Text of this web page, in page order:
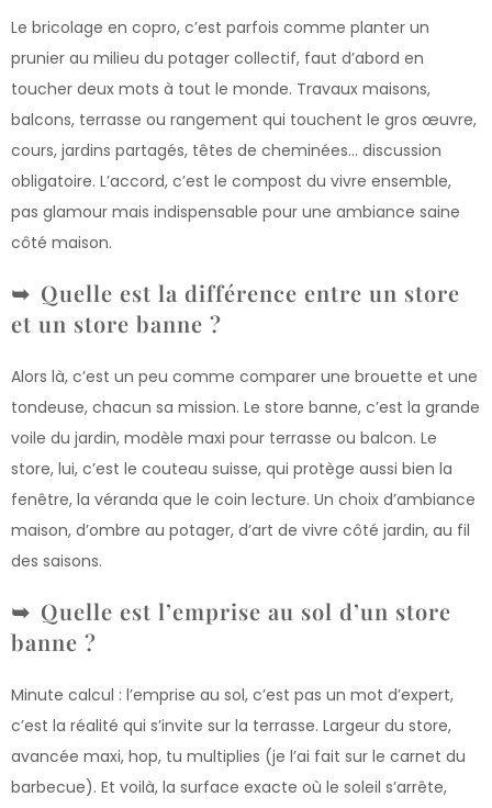
Le bricolage en copro, c’est parfois comme planter un
prunier au milieu du potager collectif, faut d’abord en
toucher deux mots à tout le monde. Travaux maisons,
balcons, terrasse ou rangement qui touchent le gros œuvre,
cours, jardins partagés, têtes de cheminées… discussion
obligatoire. L’accord, c’est le compost du vivre ensemble,
pas glamour mais indispensable pour une ambiance saine
côté maison.
Quelle est la différence entre un store
et un store banne ?
Alors là, c’est un peu comme comparer une brouette et une
tondeuse, chacun sa mission. Le store banne, c’est la grande
voile du jardin, modèle maxi pour terrasse ou balcon. Le
store, lui, c’est le couteau suisse, qui protège aussi bien la
fenêtre, la véranda que le coin lecture. Un choix d’ambiance
maison, d’ombre au potager, d’art de vivre côté jardin, au fil
des saisons.
Quelle est l’emprise au sol d’un store
banne ?
Minute calcul : l’emprise au sol, c’est pas un mot d’expert,
c’est la réalité qui s’invite sur la terrasse. Largeur du store,
avancée maxi, hop, tu multiplies (je l’ai fait sur le carnet du
barbecue). Et voilà, la surface exacte où le soleil s’arrête,